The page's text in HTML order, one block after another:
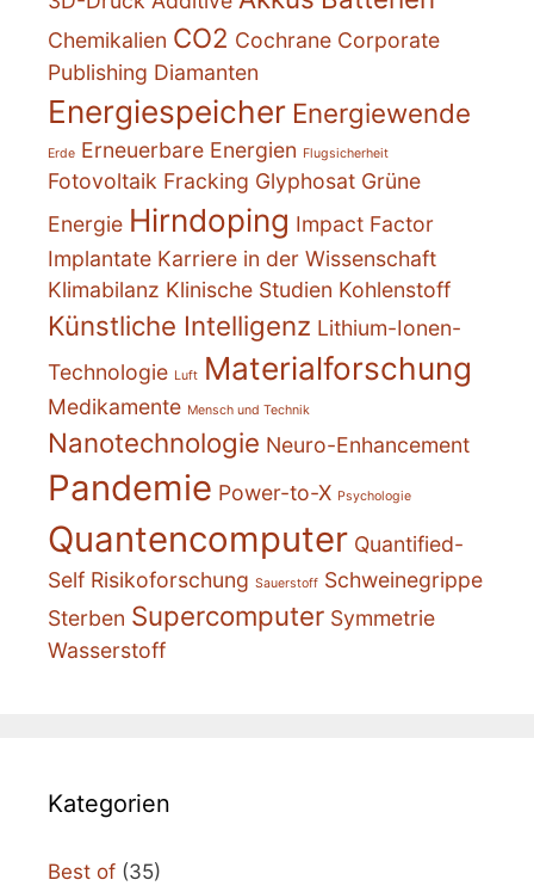
Chemikalien CO2 Cochrane Corporate
Publishing Diamanten
Energiespeicher Energiewende
Erde Erneuerbare Energien Flugsicherheit
Fotovoltaik Fracking Glyphosat Grüne
Energie Hirndoping Impact Factor
Implantate Karriere in der Wissenschaft
Klimabilanz Klinische Studien Kohlenstoff
Künstliche Intelligenz Lithium-Ionen-
Technologie Luft Materialforschung
Medikamente Mensch und Technik
Nanotechnologie Neuro-Enhancement
Pandemie Power-to-X Psychologie
Quantencomputer Quantified-
Self Risikoforschung Sauerstoff Schweinegrippe
Sterben Supercomputer Symmetrie
Wasserstoff
Kategorien
Best of (35)